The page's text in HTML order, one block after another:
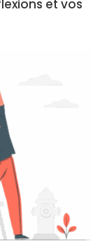
et vos